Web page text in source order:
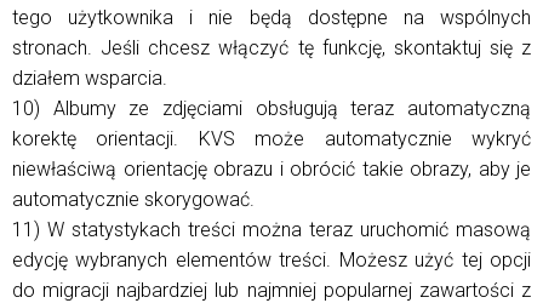
tego użytkownika i nie będą dostępne na wspólnych
stronach. Jeśli chcesz włączyć tę funkcję, skontaktuj się z
działem wsparcia.
10) Albumy ze zdjęciami obsługują teraz automatyczną
korektę orientacji. KVS może automatycznie wykryć
niewłaściwą orientację obrazu i obrócić takie obrazy, aby je
automatycznie skorygować.
11) W statystykach treści można teraz uruchomić masową
edycję wybranych elementów treści. Możesz użyć tej opcji
do migracji najbardziej lub najmniej popularnej zawartości z